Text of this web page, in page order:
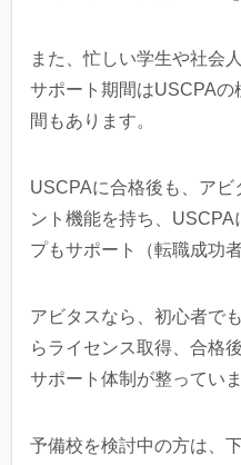
また、忙しい学生や社会
サポート期間はUSCPA
間もあります。
USCPAに合格後も、アビ
ント機能を持ち、
プもサポート（転職成功
アビタスなら、初心者で
らライセンス取得、合格
サポート体制が整っていま
予備校を検討中の方は、